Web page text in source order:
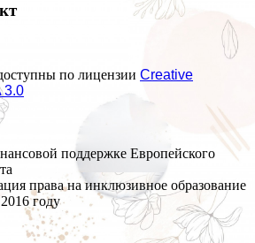
по лицензии Creative
3.0
поддержке Европейского
права на инклюзивное образование
году